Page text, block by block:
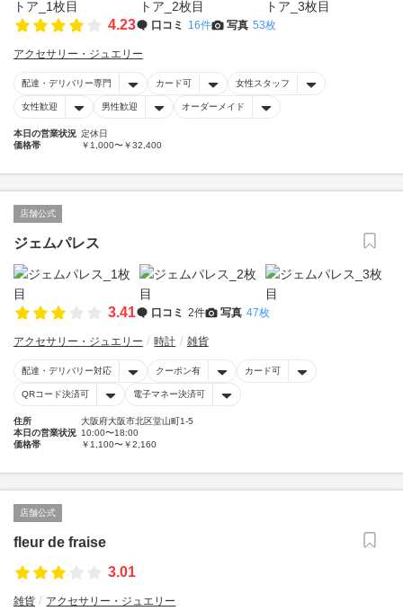
4.23 口コミ 16件 写真 53枚
アクセサリー・ジュエリー
配達・デリバリー専門 カード可 女性スタッフ
女性歓迎 男性歓迎 オーダーメイド
本日の営業状況 定休日
価格帯
￥1,000〜￥32,400
店舗公式
ジェムパレス
3.41 口コミ 2件 写真 47枚
アクセサリー・ジュエリー 時計 雑貨
配達・デリバリー対応 クーポン有 カード可
QRコード決済可 電子マネー決済可
住所
大阪府大阪市北区堂山町1-5
本日の営業状況 10:00〜18:00
価格帯
￥1,100〜￥2,160
店舗公式
fleur de fraise
3.01
雑貨 アクセサリー・ジュエリー